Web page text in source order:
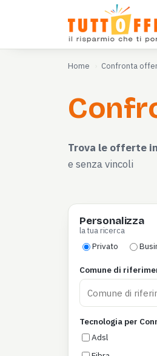
Home Confronta
Trova le offerte
e senza vincoli
Personalizza
la tua ricerca
Privato
Comune di
Tecnologia per
Adsl